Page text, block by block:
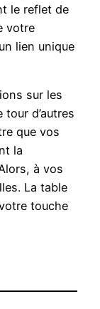
le reflet de
votre
lien unique
sur les
d’autres
que vos
la
à vos
La table
touche